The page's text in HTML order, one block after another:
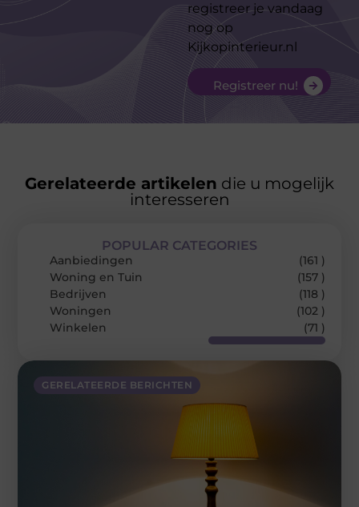
registreer je vandaag
nog op
Kijkopinterieur.nl
Registreer nu!
Gerelateerde artikelen die u mogelijk
interesseren
GERELATEERDE BERICHTEN
POPULAR CATEGORIES
Aanbiedingen
(161 )
Woning en Tuin
(157 )
Bedrijven
(118 )
Woningen
(102 )
Winkelen
(71 )